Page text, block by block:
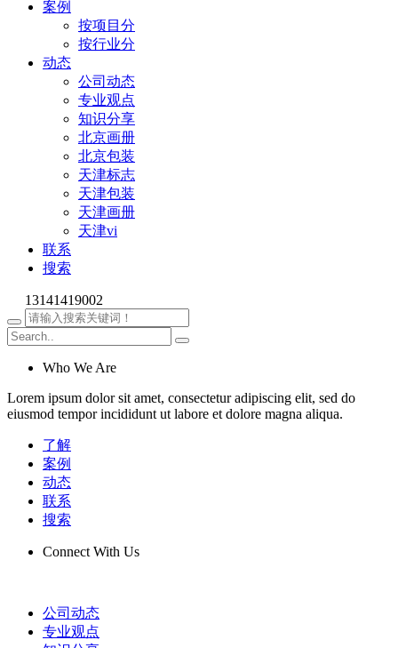
案例
按项目分
按行业分
动态
公司动态
专业观点
知识分享
北京画册
北京包装
天津标志
天津包装
天津画册
天津vi
联系
搜索
13141419002
Who We Are
Lorem ipsum dolor sit amet, consectetur adipiscing elit, sed do
eiusmod tempor incididunt ut labore et dolore magna aliqua.
了解
案例
动态
联系
搜索
Connect With Us
公司动态
专业观点